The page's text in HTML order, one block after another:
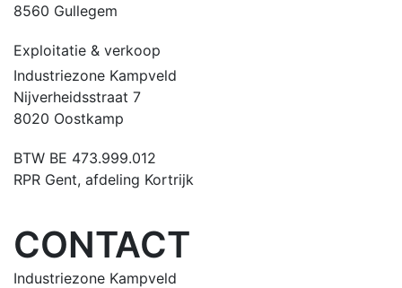
8560 Gullegem
Exploitatie & verkoop
Industriezone Kampveld
Nijverheidsstraat 7
8020 Oostkamp
BTW BE 473.999.012
RPR Gent, afdeling Kortrijk
CONTACT
Industriezone Kampveld